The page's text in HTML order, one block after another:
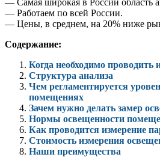
— Работаем по всей России.
— Цены, в среднем, на 20% ниже
Содержание:
Когда необходимо проводить
Структура анализа
Чем регламентируется
помещениях
Зачем нужно делать замер
Нормы освещенности
Как проводится измерение
Стоимость измерения
Наши преимущества